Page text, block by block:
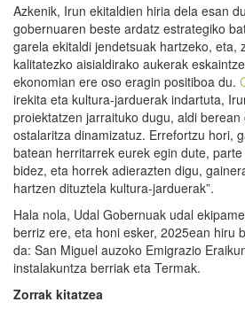
Azkenik, Irun ekitaldien hiria dela esan
gobernuaren beste ardatz estrategiko
garela ekitaldi jendetsuak hartzeko, eta,
kalitatezko aisialdirako aukerak
ekonomian ere oso eragin positiboa du.
irekita eta kultura-jarduerak indartuta,
proiektatzen jarraituko dugu, aldi
ostalaritza dinamizatuz. Errefortzu hori,
batean herritarrek eurek egin dute,
bidez, eta horrek adierazten digu,
hartzen dituztela kultura-jarduerak”.
Hala nola, Udal Gobernuak udal
berriz ere, eta honi esker, 2025ean hiru
da: San Miguel auzoko Emigrazio
instalakuntza berriak eta Termak.
Zorrak kitatzea